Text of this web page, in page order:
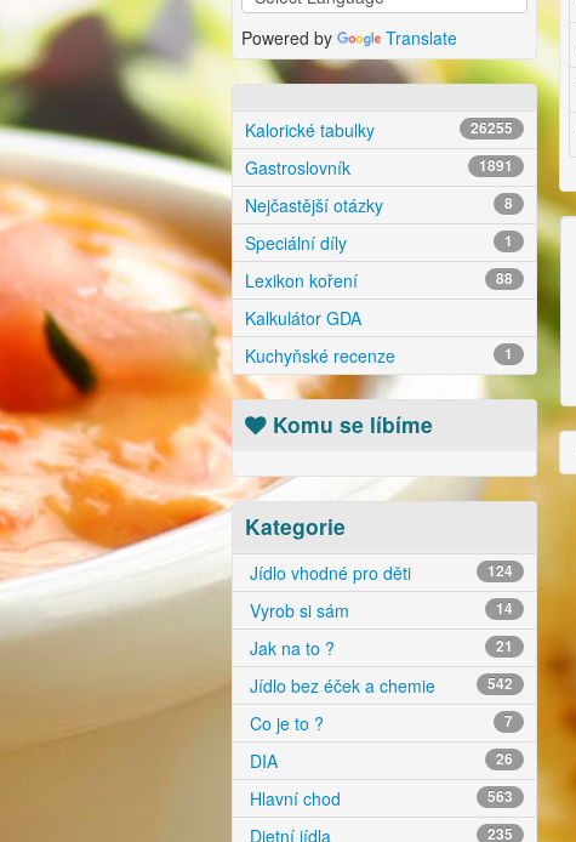
Powered by Translate
Kalorické tabulky 26255
Gastroslovník 1891
Nejčastější otázky 8
Speciální díly 1
Lexikon koření 88
Kalkulátor GDA
Kuchyňské recenze
1
Komu se líbíme
Kategorie
Jídlo vhodné pro děti 124
Vyrob si sám 14
Jak na to ? 21
Jídlo bez éček a chemie 542
Co je to ? 7
DIA 26
Hlavní chod 563
Dietní jídla 235